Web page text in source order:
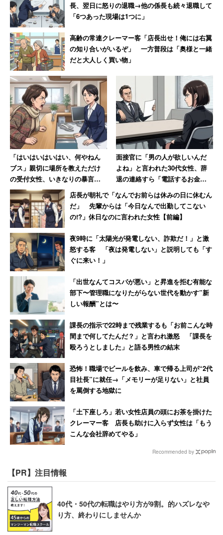
長、翌日に怒りの退職→他の係長も続々退職して
「6つあった現場は1つに」
高齢の常連クレーマー客「店長出せ！俺には右翼
の知り合いがいるぞ」 一方普段は「奥様と一緒
だと大人しく買い物」
「はいはいはいはい、何やねん
ブス」親切に場所を教えただけ
の受付女性、いきなりの暴言に
絶句
面接官に「男の人が欲しいんだ
よね」と言われた30代女性、辞
退の連絡すら「電話するお金と
店長が朝礼で「なんでお前らは休みの日に休むん
だ」 先輩からは「今日なんで出勤してこない
の!?」休日なのに言われた女性【前編】
夜9時に「太陽光が発電しない、詐欺だ！」と激
怒する客 「夜は発電しない」と説明しても「す
ぐに来い！」
「出世なんてコスパが悪い」と昇進を拒む有能な
部下〜管理職になりたがらない世代を動かす”新
しい報酬”とは〜
課長の指示で22時まで残業するも「お前こんな時
間まで何してたんだ？」と言われ激怒 「課長を
殴ろうとしました」と語る男性の結末
恐怖！職場でビールを飲み、車で帰る上司が“2代
目社長”に就任→「メモリーが足りない」と社員
を罵倒する地獄に
「土下座しろ」若い女性店員の頭にお茶を掛けた
クレーマー客 店長も助けに入らず女性は「もう
こんな会社辞めてやる」
Recommended by
【PR】注目情報
40代・50代の転職はやり方が9割。的ハズレなや
り方、終わりにしませんか